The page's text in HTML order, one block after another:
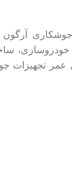
خودروسازی،
عمر تجهیزات